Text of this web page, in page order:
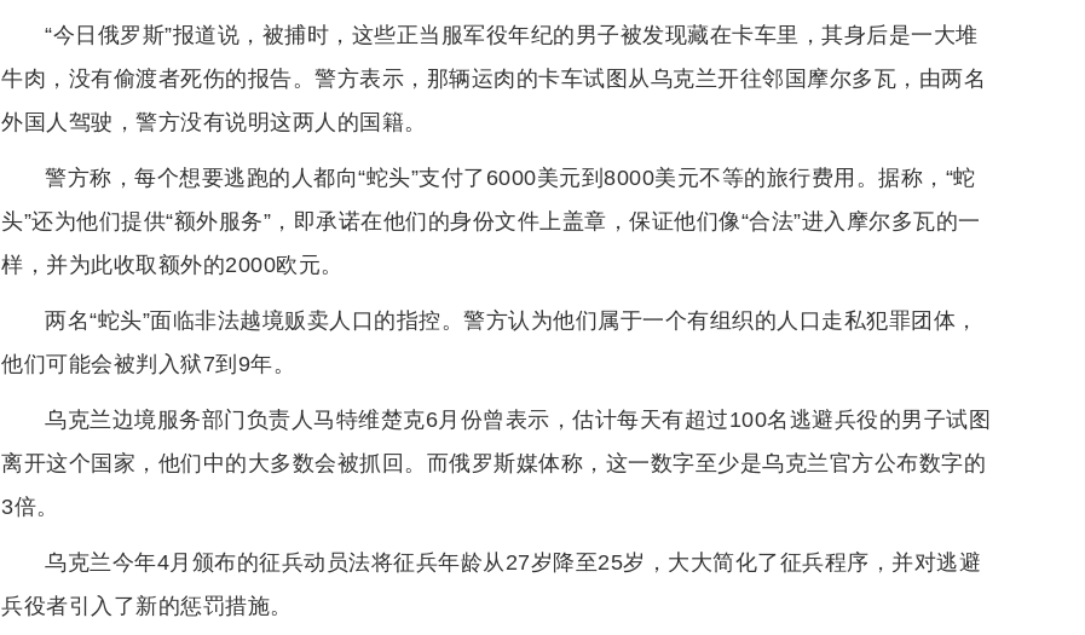
“今日俄罗斯”报道说，被捕时，这些正当服军役年纪的男子被发现藏在卡车里，其身后是一大堆
牛肉，没有偷渡者死伤的报告。警方表示，那辆运肉的卡车试图从乌克兰开往邻国摩尔多瓦，由两名
外国人驾驶，警方没有说明这两人的国籍。
警方称，每个想要逃跑的人都向“蛇头”支付了6000美元到8000美元不等的旅行费用。据称，“蛇
头”还为他们提供“额外服务”，即承诺在他们的身份文件上盖章，保证他们像“合法”进入摩尔多瓦的一
样，并为此收取额外的2000欧元。
两名“蛇头”面临非法越境贩卖人口的指控。警方认为他们属于一个有组织的人口走私犯罪团体，
他们可能会被判入狱7到9年。
乌克兰边境服务部门负责人马特维楚克6月份曾表示，估计每天有超过100名逃避兵役的男子试图
离开这个国家，他们中的大多数会被抓回。而俄罗斯媒体称，这一数字至少是乌克兰官方公布数字的
3倍。
乌克兰今年4月颁布的征兵动员法将征兵年龄从27岁降至25岁，大大简化了征兵程序，并对逃避
兵役者引入了新的惩罚措施。